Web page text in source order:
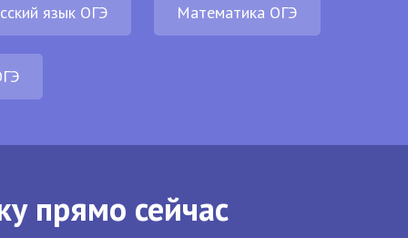
язык ОГЭ Математика ОГЭ
прямо сейчас